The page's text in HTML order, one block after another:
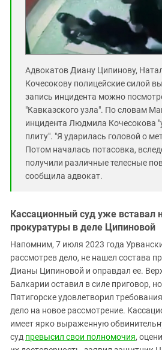
Адвокатов Диану Ципинову,
Кочесокову полицейские силой
запись инцидента можно
"Кавказского узла". По словам
инцидента Людмила Кочесокова
плиту". "Я ударилась головой о
Потом началась потасовка,
получили различные телесные
сообщила адвокат.
Кассационный суд уже вставал
прокуратуры в деле Ципиновой
Напомним, 7 июля 2023 года
рассмотрев дело, не нашел состава
Дианы Ципиновой и оправдал ее.
Балкарии оставил в силе приговор,
Пятигорске удовлетворил
дело на новое рассмотрение.
имеет ярко выраженную
суд превысил свои полномочия,